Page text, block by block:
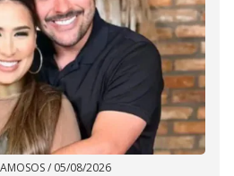
/ 05/08/2026